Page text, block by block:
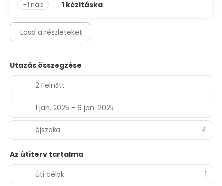
+1 nap
1 kézitáska
Lásd a részleteket
Utazás összegzése
2 Felnőtt
1 jan. 2025 - 6 jan. 2025
éjszaka 4
Az útiterv tartalma
úti célok
1